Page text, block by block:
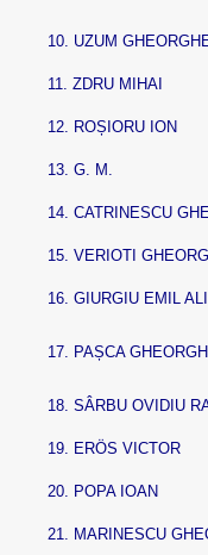
10. UZUM
11. ZDRU MIHAI
12. ROȘIORU ION
13. G. M.
14. CATRINESCU
15. VERIOTI
16. GIURGIU EMIL
17. PAȘCA
18. SÂRBU OVIDIU
19. ERÖS VICTOR
20. POPA IOAN
21. MARINESCU